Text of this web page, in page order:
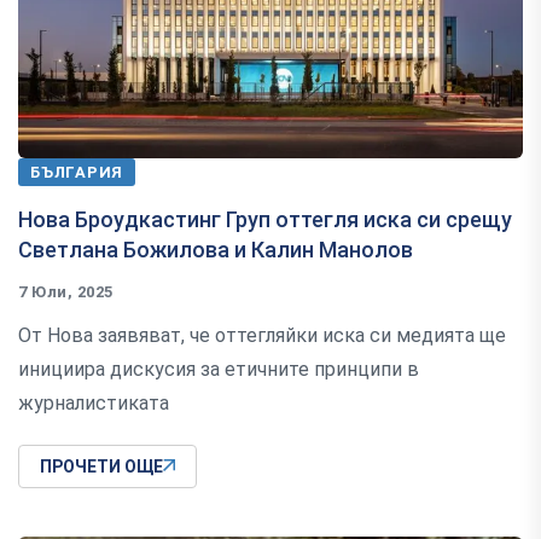
БЪЛГАРИЯ
Нова Броудкастинг Груп оттегля иска си срещу
Светлана Божилова и Калин Манолов
7 Юли, 2025
От Нова заявяват, че оттегляйки иска си медията ще
инициира дискусия за етичните принципи в
журналистиката
ПРОЧЕТИ ОЩЕ